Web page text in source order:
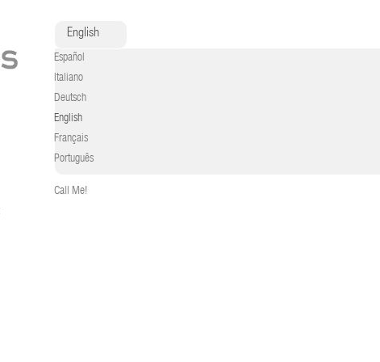
English
Español
Italiano
Deutsch
English
Français
Português
Call Me!